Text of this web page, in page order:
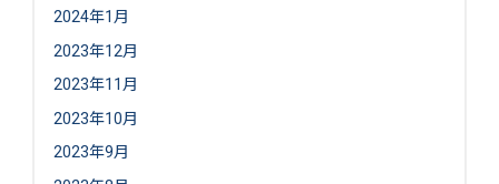
2024年1月
2023年12月
2023年11月
2023年10月
2023年9月